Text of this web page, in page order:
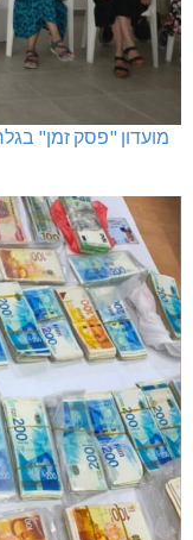
מועדון "פסק זמן"